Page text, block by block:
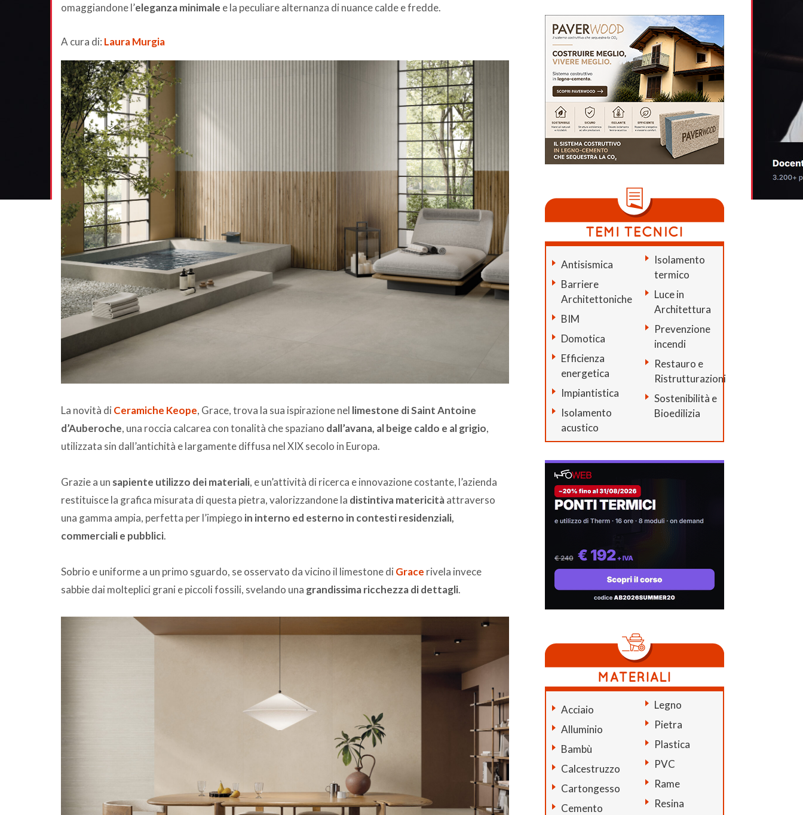
omaggiandone l’eleganza minimale e la peculiare alternanza di nuance calde e fredde.
A cura di: Laura Murgia
La novità di Ceramiche Keope, Grace, trova la sua ispirazione nel limestone di Saint Antoine
d’Auberoche, una roccia calcarea con tonalità che spaziano dall’avana, al beige caldo e al grigio,
utilizzata sin dall’antichità e largamente diffusa nel XIX secolo in Europa.
Grazie a un sapiente utilizzo dei materiali, e un’attività di ricerca e innovazione costante, l’azienda
restituisce la grafica misurata di questa pietra, valorizzandone la distintiva matericitàattraverso
una gamma ampia, perfetta per l’impiego in interno ed esterno in contesti residenziali,
commerciali e pubblici.
Sobrio e uniforme a un primo sguardo, se osservato da vicino il limestone di Grace rivela invece
sabbie dai molteplici grani e piccoli fossili, svelando una grandissima ricchezza di dettagli.
Antisismica
Barriere
Architettoniche
BIM
Domotica
Efficienza
energetica
Impiantistica
Isolamento
acustico
Isolamento
termico
Luce in
Architettura
Prevenzione
incendi
Restauro e
Ristrutturazioni
Sostenibilità e
Bioedilizia
Acciaio
Alluminio
Bambù
Calcestruzzo
Cartongesso
Cemento
Legno
Pietra
Plastica
PVC
Rame
Resina